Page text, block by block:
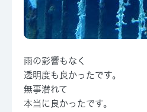
雨の影響もなく
透明度も良かったです。
無事潜れて
本当に良かったです。